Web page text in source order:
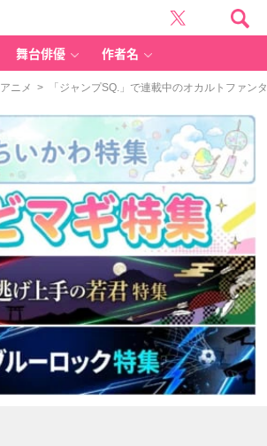
舞台俳優 作者名
アニメ > 「ジャンプSQ.」で連載中のオカルトファン